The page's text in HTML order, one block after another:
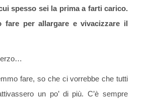
spesso sei la prima a farti carico.
fare per allargare e vivacizzare il
fare, so che ci vorrebbe che tutti
un po’ di più. C’è sempre